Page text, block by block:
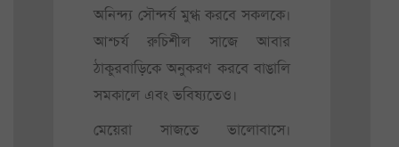
অনিন্দ্য সৌন্দর্য মুগ্ধ করবে সকলকে।
আশ্চর্য রুচিশীল সাজে আবার
ঠাকুরবাড়িকে অনুকরণ করবে বাঙালি
সমকালে এবং ভবিষ্যতেও।
মেয়েরা সাজতে ভালোবাসে।